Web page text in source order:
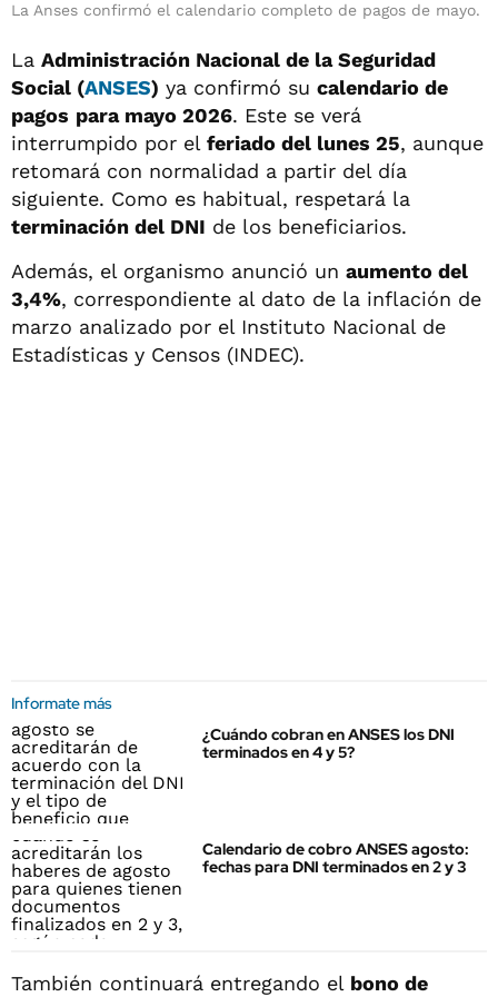
La Anses confirmó el calendario completo de pagos de mayo.
La Administración Nacional de la Seguridad
Social (ANSES) ya confirmó su calendario de
pagos para mayo 2026. Este se verá
interrumpido por el feriado del lunes 25, aunque
retomará con normalidad a partir del día
siguiente. Como es habitual, respetará la
terminación del DNI de los beneficiarios.
Además, el organismo anunció un aumento del
3,4%, correspondiente al dato de la inflación de
marzo analizado por el Instituto Nacional de
Estadísticas y Censos (INDEC).
Informate más
¿Cuándo cobran en ANSES los DNI
terminados en 4 y 5?
Calendario de cobro ANSES agosto:
fechas para DNI terminados en 2 y 3
También continuará entregando el bono de